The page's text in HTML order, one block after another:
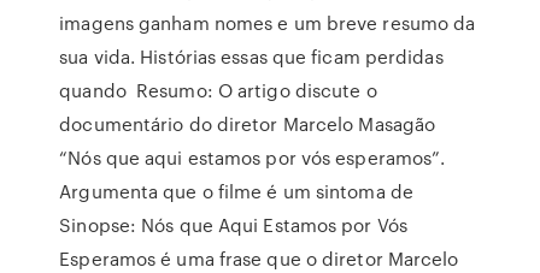
imagens ganham nomes e um breve resumo da
sua vida. Histórias essas que ficam perdidas
quando Resumo: O artigo discute o
documentário do diretor Marcelo Masagão
“Nós que aqui estamos por vós esperamos”.
Argumenta que o filme é um sintoma de
Sinopse: Nós que Aqui Estamos por Vós
Esperamos é uma frase que o diretor Marcelo